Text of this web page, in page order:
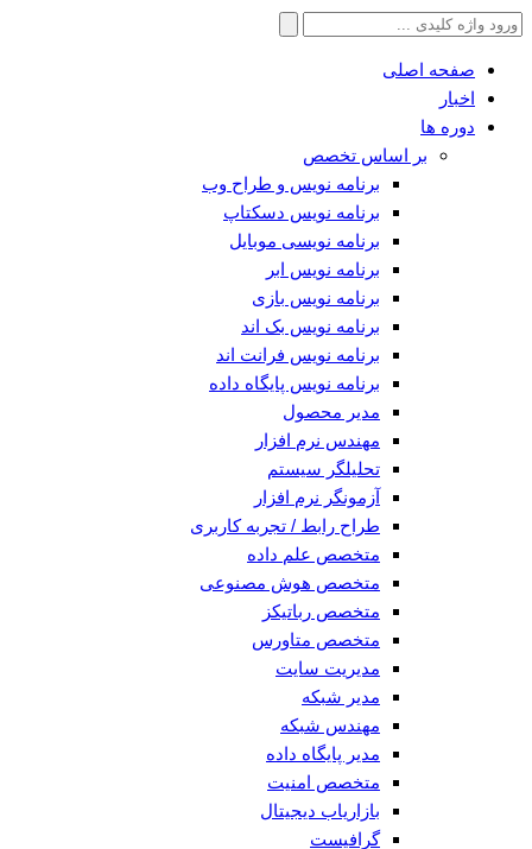
جستجو
صفحه اصلی
اخبار
دوره ها
بر اساس تخصص
برنامه نویس و طراح وب
برنامه نویس دسکتاپ
برنامه نویسی موبایل
برنامه نویس ابر
برنامه نویس بازی
برنامه نویس بک اند
برنامه نویس فرانت اند
برنامه نویس پایگاه داده
مدیر محصول
مهندس نرم افزار
تحلیلگر سیستم
آزمونگر نرم افزار
طراح رابط / تجربه کاربری
متخصص علم داده
متخصص هوش مصنوعی
متخصص رباتیکز
متخصص متاورس
مدیریت سایت
مدیر شبکه
مهندس شبکه
مدیر پایگاه داده
متخصص امنیت
بازاریاب دیجیتال
گرافیست